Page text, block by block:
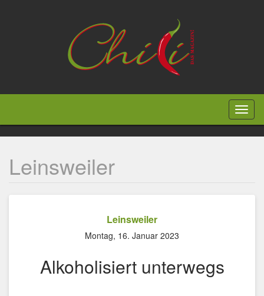
Leinsweiler
Leinsweiler
Montag, 16. Januar 2023
Alkoholisiert unterwegs